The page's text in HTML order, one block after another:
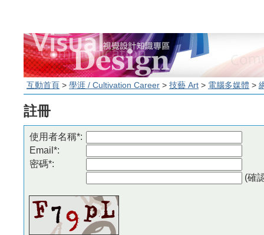
互動首頁 > 學涯 / Cultivation Career > 技藝 Art > 電腦多媒體 >
註冊
使用者名稱*:
Email*:
密碼*:
(確